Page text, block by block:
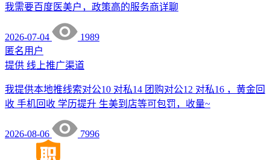
我需要百度医美户，政策高的服务商详聊
2026-07-04
1989
匿名用户
提供 线上推广渠道
我提供本地推线索对公10 对私14 团购对公12 对私16 ，黄金回
收 手机回收 学历提升 生美到店等可包罚，收量~
2026-08-06 7996